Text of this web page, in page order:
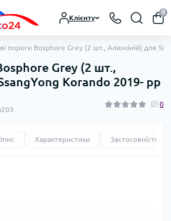
Клієнту
0
пороги Bosphore Grey (2 шт., Алюміній) для
Grey (2 шт.,
Korando 2019- рр
0
Характеристики Застосовність